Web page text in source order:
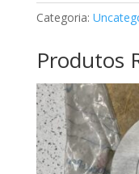
ar
A6398300165
Categoria:
Produtos